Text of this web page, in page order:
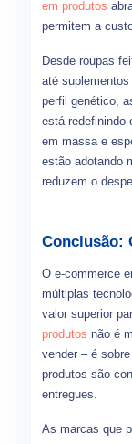
em produtos
permitem a
Desde roupas
até
perfil genético,
está redefinindo
em massa e
estão adotando
reduzem o
Conclusão:
O e-commerce
múltiplas
valor superior
produtos não é
vender – é
produtos são
entregues.
As marcas que